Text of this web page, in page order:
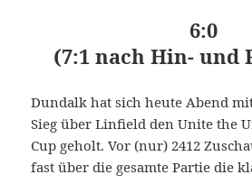
6:0
(7:1 nach Hin- und
Dundalk hat sich heute Abend
Sieg über Linfield den Unite the
Cup geholt. Vor (nur) 2412
fast über die gesamte Partie die